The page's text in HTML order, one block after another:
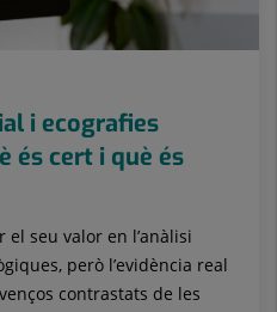
i ecografies
és cert i què és
el seu valor en l’anàlisi
però l’evidència real
contrastats de les